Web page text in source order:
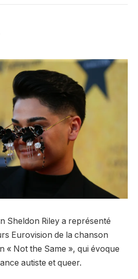
Sheldon Riley a représenté
Eurovision de la chanson
« Not the Same », qui évoque
autiste et queer.